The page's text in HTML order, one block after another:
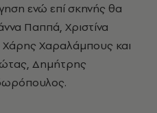
ενώ επί σκηνής θα
Παππά, Χριστίνα
Χαραλάμπους και
Δημήτρης